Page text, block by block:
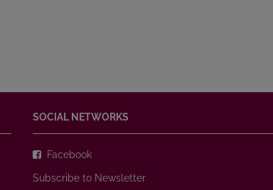
SOCIAL NETWORKS
Facebook
Subscribe to Newsletter